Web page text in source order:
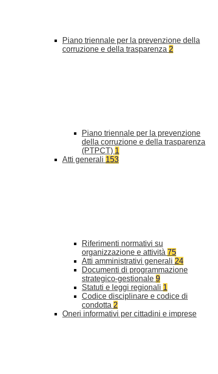
Piano triennale per la prevenzione della
corruzione e della trasparenza 2
Piano triennale per la prevenzione
della corruzione e della trasparenza
(PTPCT) 1
Atti generali 153
Riferimenti normativi su
organizzazione e attività 75
Atti amministrativi generali 24
Documenti di programmazione
strategico-gestionale 9
Statuti e leggi regionali 1
Codice disciplinare e codice di
condotta 2
Oneri informativi per cittadini e imprese